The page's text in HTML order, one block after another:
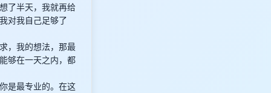
了半天，我就再给
对我自己足够了
，我的想法，那最
够在一天之内，都
是最专业的。在这